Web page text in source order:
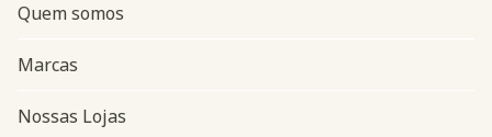
Quem somos
Marcas
Nossas Lojas